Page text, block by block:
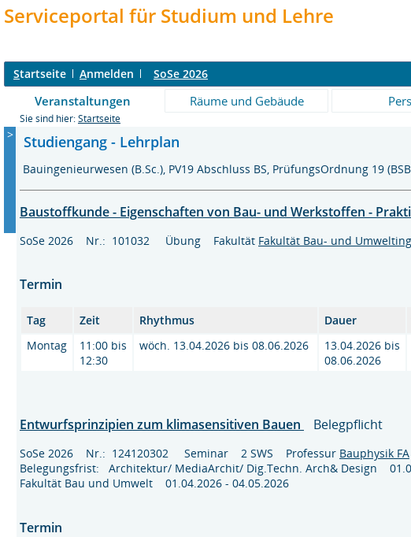
Serviceportal für Studium und Lehre
Startseite Anmelden SoSe 2026
Veranstaltungen Räume und Gebäude
Sie sind hier: Startseite
> Studiengang - Lehrplan
Bauingenieurwesen (B.Sc.), PV19 Abschluss BS, PrüfungsOrdnung 19
Baustoffkunde - Eigenschaften von Bau- und Werkstoffen -
SoSe 2026 Nr.: 101032 Übung Fakultät Fakultät Bau- und
Termin
Tag Zeit Rhythmus Dauer
Montag
11:00 bis
12:30
wöch. 13.04.2026 bis 08.06.2026
13.04.2026 bis
08.06.2026
Entwurfsprinzipien zum klimasensitiven Bauen Belegpflicht
SoSe 2026 Nr.: 124120302 Seminar 2 SWS Professur Bauphysik FA
Belegungsfrist: Architektur/ MediaArchit/ Dig.Techn. Arch& Design
Fakultät Bau und Umwelt 01.04.2026 - 04.05.2026
Termin